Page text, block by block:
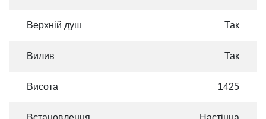
Верхній душ Так
Вилив Так
Висота 1425